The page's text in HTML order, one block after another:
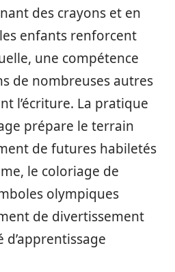
des crayons et en
enfants renforcent
une compétence
de nombreuses autres
l’écriture. La pratique
prépare le terrain
de futures habiletés
le coloriage de
olympiques
de divertissement